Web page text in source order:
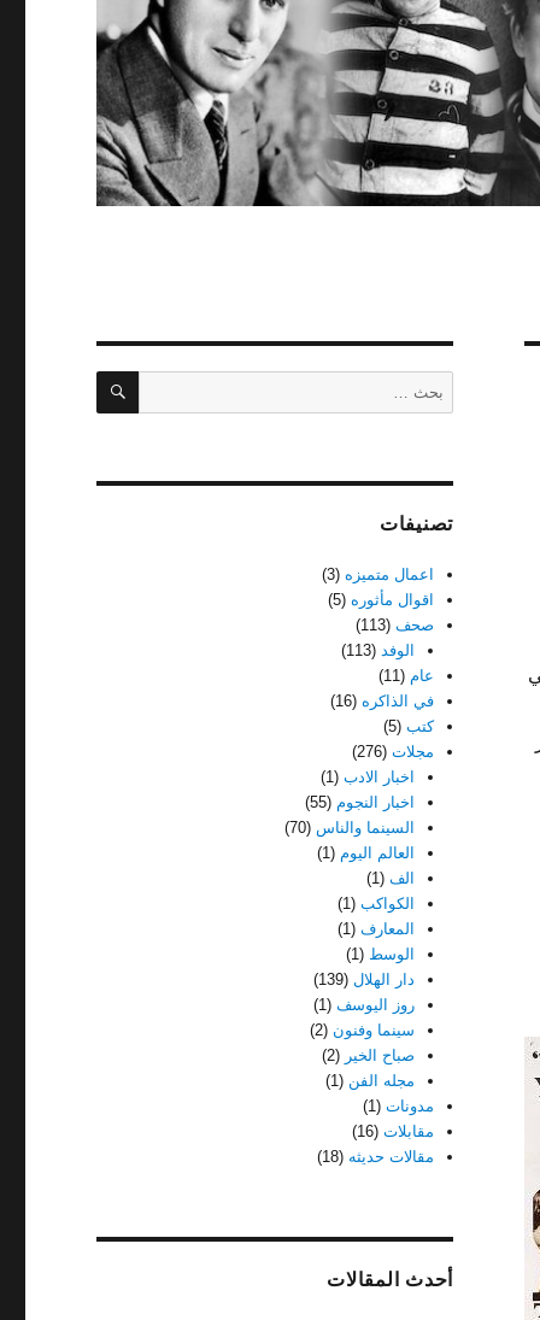
عن:
بحث
تصنيفات
اعمال متميزه (3)
اقوال مأثوره (5)
صحف (113)
الوفد (113)
عام (11)
في الذاكره (16)
كتب (5)
مجلات (276)
اخبار الادب (1)
اخبار النجوم (55)
السينما والناس (70)
العالم اليوم (1)
الف (1)
الكواكب (1)
المعارف (1)
الوسط (1)
دار الهلال (139)
روز اليوسف (1)
سينما وفنون (2)
صباح الخير (2)
مجله الفن (1)
مدونات (1)
مقابلات (16)
مقالات حديثه (18)
أحدث المقالات